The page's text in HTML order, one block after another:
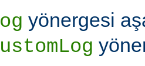
yönergesi